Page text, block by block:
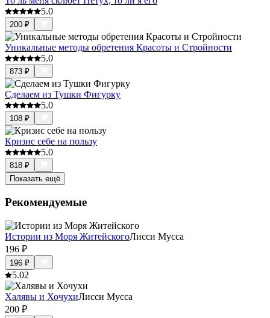
5.0
200 ₽
Уникальные методы обретения Красоты и Стройности
5.0
873 ₽
Сделаем из Тушки Фигурку
5.0
108 ₽
Кризис себе на пользу
5.0
818 ₽
Показать ещё
Рекомендуемые
Истории из Моря ЖитейскогоЛисси Мусса
196 ₽
196 ₽
5.02
Халявы и ХочухиЛисси Мусса
200 ₽